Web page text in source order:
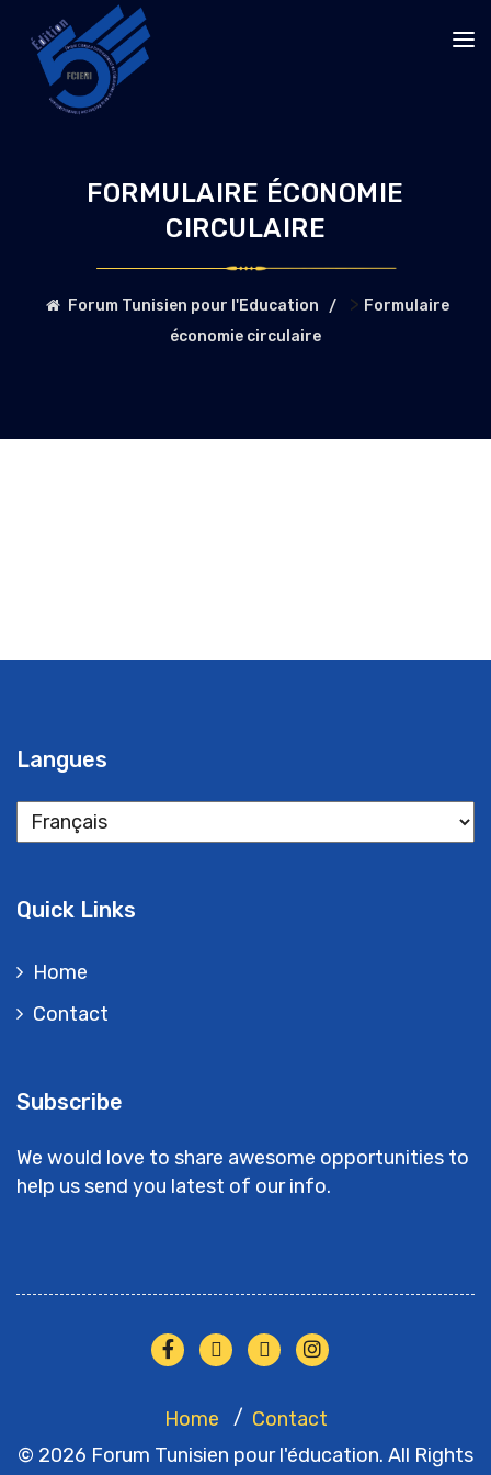
FORMULAIRE ÉCONOMIE
CIRCULAIRE
Forum Tunisien pour l'Education > Formulaire
économie circulaire
Langues
Langues
Quick Links
Home
Contact
Subscribe
We would love to share awesome opportunities to
help us send you latest of our info.
Home
Contact
© 2026 Forum Tunisien pour l'éducation. All Rights